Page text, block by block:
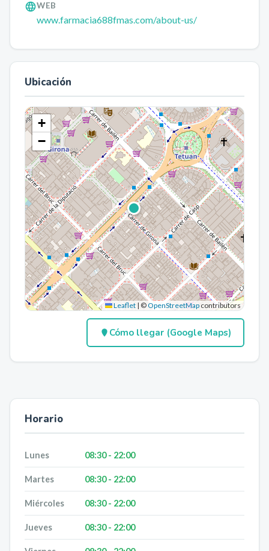
WEB
www.farmacia688fmas.com/about-us/
Ubicación
+
−
Leaflet | ©OpenStreetMap contributors
Cómo llegar (Google Maps)
Horario
Lunes 08:30 - 22:00
Martes 08:30 - 22:00
Miércoles 08:30 - 22:00
Jueves 08:30 - 22:00